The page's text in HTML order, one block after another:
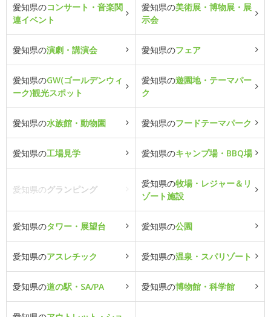
愛知県のコンサート・音楽関
連イベント
愛知県の美術展・博物展・展
示会
愛知県の演劇・講演会 愛知県のフェア
愛知県のGW(ゴールデンウィ
ーク)観光スポット
愛知県の遊園地・テーマパー
ク
愛知県の水族館・動物園 愛知県のフードテーマパーク
愛知県の工場見学 愛知県のキャンプ場・BBQ場
愛知県のグランピング
愛知県の牧場・レジャー＆リ
ゾート施設
愛知県のタワー・展望台 愛知県の公園
愛知県のアスレチック 愛知県の温泉・スパリゾート
愛知県の道の駅・SA/PA 愛知県の博物館・科学館